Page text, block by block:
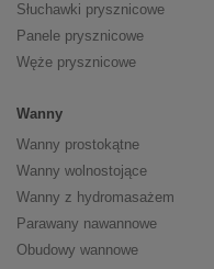
Słuchawki prysznicowe
Panele prysznicowe
Węże prysznicowe
Wanny
Wanny prostokątne
Wanny wolnostojące
Wanny z hydromasażem
Parawany nawannowe
Obudowy wannowe